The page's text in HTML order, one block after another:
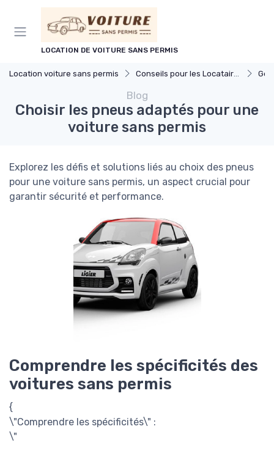
LOCATION DE VOITURE SANS PERMIS
Location voiture sans permis Conseils pour les Locataires
Blog
Choisir les pneus adaptés pour une
voiture sans permis
Explorez les défis et solutions liés au choix des pneus
pour une voiture sans permis, un aspect crucial pour
garantir sécurité et performance.
Comprendre les spécificités des
voitures sans permis
{
\"Comprendre les spécificités\" :
\"